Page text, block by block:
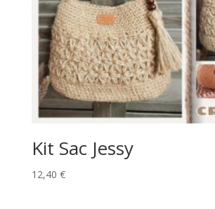
Kit Sac Jessy
12,40 €